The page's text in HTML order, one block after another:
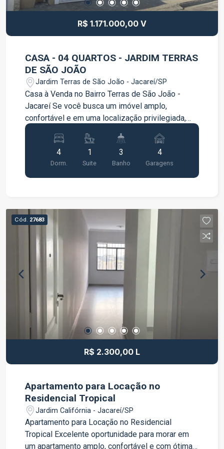
R$ 1.171.000,00 V
CASA - 04 QUARTOS - JARDIM TERRAS
DE SÃO JOÃO
Jardim Terras de São João - Jacareí/SP
Casa à Venda no Bairro Terras de São João -
Jacareí Se você busca um imóvel amplo,
confortável e em uma localização privilegiada,
esta é a oportunidade perfeita! Localizada no
bairro Terras de São João, em Jacareí, esta
belíssima residência oferece ambientes
espaçosos, excelente distribuição e uma vista
permanente que proporciona ainda mais
dormitórios, sendo 01 suíte com vista
permanente; Ampla sala de estar, sala de jantar e
sala de TV; Escritório, ideal para home office;
Espaçosa área gourmet Varanda no piso superior
atendendo 02 dormitórios; Garagem para até 04
veículos; Jardim, proporcionando charme e
contato com a natureza. Um imóvel que reúne
conforto, espaço e uma localização tranquila,
ideal para quem deseja viver com qualidade de
vida e praticidade. Agende sua visita e venha
conhecer de perto essa excelente oportunidade!
4
Dorm.
1
Suite
3
Banho
4
Garagens
Cód. 27683
R$ 2.300,00 L
Apartamento para Locação no
Residencial Tropical
Jardim Califórnia - Jacareí/SP
Apartamento para Locação no Residencial
Tropical Excelente oportunidade para morar em
um apartamento amplo, confortável e com ótima